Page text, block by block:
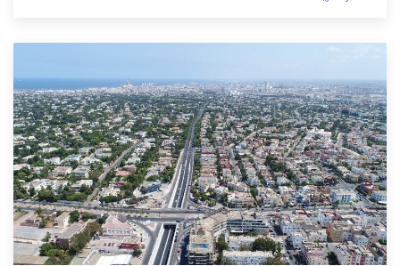
لجنة التعاون والشراكة والعلاقات العامة والخارجية
18/01/2020
اقرأ المزيد...